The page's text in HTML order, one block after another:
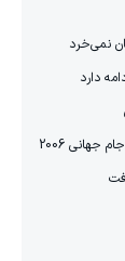
نمی‌خرد
جهانی 2006